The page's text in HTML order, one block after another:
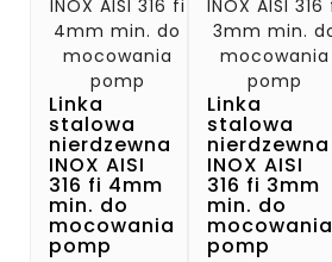
Linka
stalowa
nierdzewna
INOX AISI
316 fi 4mm
min. do
mocowania
pomp
Linka
stalowa
nierdzewna
INOX AISI
316 fi 3mm
min. do
mocowania
pomp